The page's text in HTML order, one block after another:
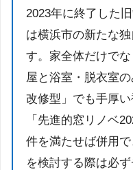
2023年に終了した
は横浜市の新たな
す。家全体だけで
屋と浴室・脱衣室
改修型」でも手厚
「先進的窓リノベ
件を満たせば併用
を検討する際は必